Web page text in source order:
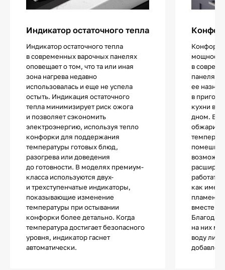
Индикатор остаточного тепла
Индикатор остаточного тепла
в современных варочных панелях
оповещает о том, что та или иная
зона нагрева недавно
использовалась и еще не успела
остыть. Индикация остаточного
тепла минимизирует риск ожога
и позволяет сэкономить
электроэнергию, используя тепло
конфорки для поддержания
температуры готовых блюд,
разогрева или доведения
до готовности. В моделях премиум-
класса используются двух-
и трехступенчатые индикаторы,
показывающие изменение
температуры при остывании
конфорки более детально. Когда
температура достигает безопасного
уровня, индикатор гаснет
автоматически.
мощности
в
панелях.
ее
в
кухни в
дном.
работать
как
пламени,
вместе
на них
воду